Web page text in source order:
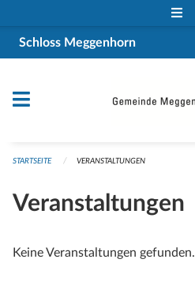
Schloss Meggenhorn
STARTSEITE VERANSTALTUNGEN
Veranstaltungen
Keine Veranstaltungen gefunden.